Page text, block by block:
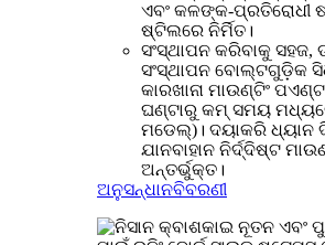
ଏବଂ କଳଙ୍କ-ପ୍ରତିରୋଧୀ
ଷ୍ଟିଲରେ ନିର୍ମିତ।
ସଂସ୍ଥାପନ କରିବାକୁ ସହଜ,
ସଂସ୍ଥାପନ ବୋଲ୍ଟଗୁଡ଼ିକ
କାରଖାନା ମାଉଣ୍ଟିଂ
ଘଣ୍ଟାରୁ କମ୍ ସମୟ
ମଡେଲ୍)। ଦୟାକରି ଧ୍ୟାନ
ଯାନବାହାନ ନିର୍ଦ୍ଦିଷ୍ଟ
ଅନ୍ତର୍ଭୁକ୍ତ।
ଅନୁସନ୍ଧାନବିବରଣୀ